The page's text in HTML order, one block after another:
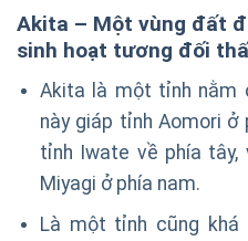
Akita – Một vùng đất
sinh hoạt tương đối
Akita là một tỉnh nằm
này giáp tỉnh Aomori ở
tỉnh Iwate về phía tây,
Miyagi ở phía nam.
Là một tỉnh cũng khá